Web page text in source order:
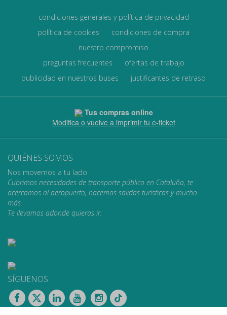
condiciones generales y política de privacidad
política de cookies
condiciones de compra
nuestro compromiso
preguntas frecuentes
ofertas de trabajo
publicidad en nuestros buses
justificantes de retraso
Tus compras online
Modifica o vuelve a imprimir tu e-ticket
QUIÉNES SOMOS
Nos movemos a tu lado
Cubrimos necesidades de transporte público en Cataluña, te
acercamos al aeropuerto, hacemos salidas turísticas y mucho
más.
Te llevamos adonde quieras ir.
SÍGUENOS